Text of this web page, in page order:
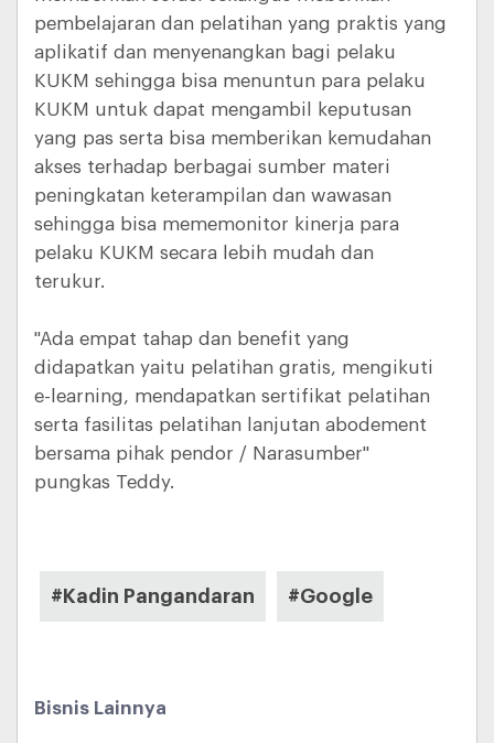
pembelajaran dan pelatihan yang praktis yang
aplikatif dan menyenangkan bagi pelaku
KUKM sehingga bisa menuntun para pelaku
KUKM untuk dapat mengambil keputusan
yang pas serta bisa memberikan kemudahan
akses terhadap berbagai sumber materi
peningkatan keterampilan dan wawasan
sehingga bisa mememonitor kinerja para
pelaku KUKM secara lebih mudah dan
terukur.
"Ada empat tahap dan benefit yang
didapatkan yaitu pelatihan gratis, mengikuti
e-learning, mendapatkan sertifikat pelatihan
serta fasilitas pelatihan lanjutan abodement
bersama pihak pendor / Narasumber"
pungkas Teddy.
#Kadin Pangandaran #Google
Bisnis Lainnya